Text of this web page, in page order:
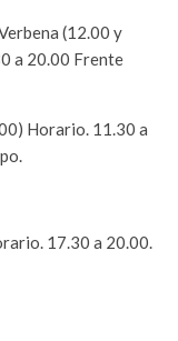
(12.00 y
a 20.00 Frente
Horario. 11.30 a
17.30 a 20.00.